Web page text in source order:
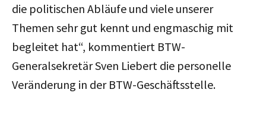
die politischen Abläufe und viele unserer
Themen sehr gut kennt und engmaschig mit
begleitet hat“, kommentiert BTW-
Generalsekretär Sven Liebert die personelle
Veränderung in der BTW-Geschäftsstelle.